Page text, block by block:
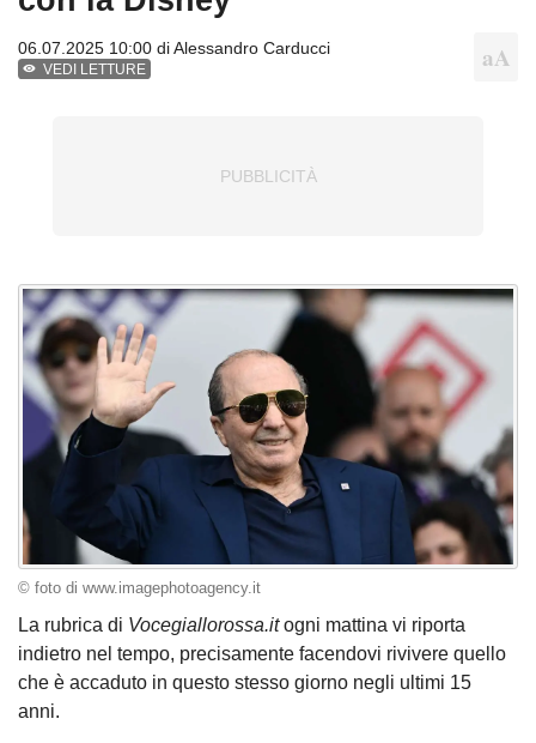
06.07.2025 10:00 diAlessandro Carducci
VEDI LETTURE
© foto di www.imagephotoagency.it
La rubrica di Vocegiallorossa.itogni mattina vi riporta
indietro nel tempo, precisamente facendovi rivivere quello
che è accaduto in questo stesso giorno negli ultimi 15
anni.